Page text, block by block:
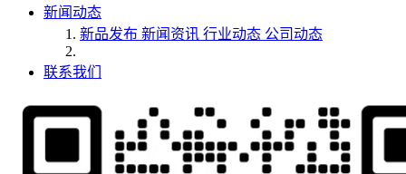
新闻动态
新品发布 新闻资讯 行业动态 公司动态
联系我们